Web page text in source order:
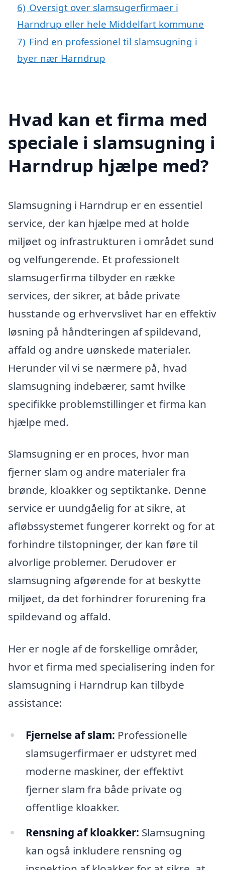
6) Oversigt over slamsugerfirmaer i
Harndrup eller hele Middelfart kommune
7) Find en professionel til slamsugning i
byer nær Harndrup
Hvad kan et firma med
speciale i slamsugning i
Harndrup hjælpe med?
Slamsugning i Harndrup er en essentiel
service, der kan hjælpe med at holde
miljøet og infrastrukturen i området sund
og velfungerende. Et professionelt
slamsugerfirma tilbyder en række
services, der sikrer, at både private
husstande og erhvervslivet har en effektiv
løsning på håndteringen af spildevand,
affald og andre uønskede materialer.
Herunder vil vi se nærmere på, hvad
slamsugning indebærer, samt hvilke
specifikke problemstillinger et firma kan
hjælpe med.
Slamsugning er en proces, hvor man
fjerner slam og andre materialer fra
brønde, kloakker og septiktanke. Denne
service er uundgåelig for at sikre, at
afløbssystemet fungerer korrekt og for at
forhindre tilstopninger, der kan føre til
alvorlige problemer. Derudover er
slamsugning afgørende for at beskytte
miljøet, da det forhindrer forurening fra
spildevand og affald.
Her er nogle af de forskellige områder,
hvor et firma med specialisering inden for
slamsugning i Harndrup kan tilbyde
assistance:
Fjernelse af slam: Professionelle
slamsugerfirmaer er udstyret med
moderne maskiner, der effektivt
fjerner slam fra både private og
offentlige kloakker.
Rensning af kloakker: Slamsugning
kan også inkludere rensning og